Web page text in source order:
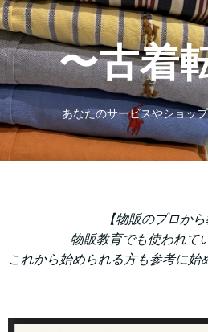
〜古着
あなたのサービスやショッ
【物販のプロから
物販教育でも使われて
これから始められる方も参考に始